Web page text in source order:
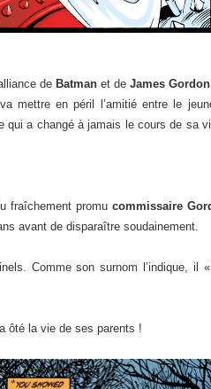
de Batmanet de James Gordon
mettre en péril l’amitié entre le
qui a changé à jamais le cours de sa
fraîchement promu commissaire
avant de disparaître soudainement.
Comme son surnom l’indique,
ôté la vie de ses parents !